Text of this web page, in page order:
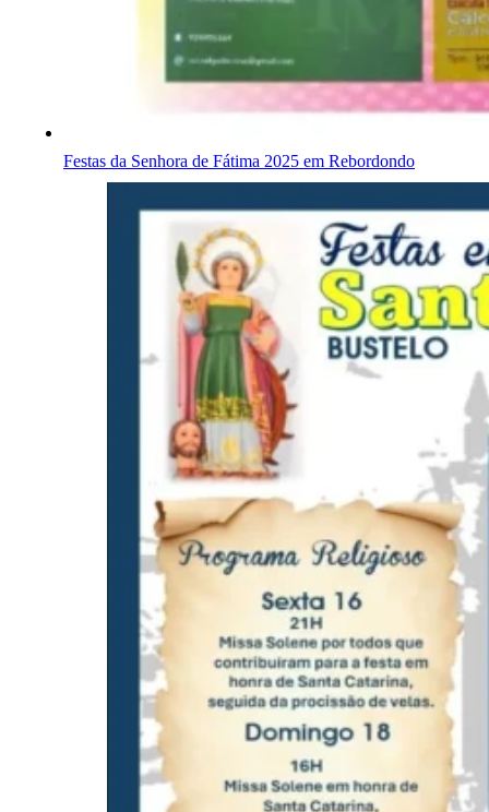
Festas da Senhora de Fátima 2025 em Rebordondo